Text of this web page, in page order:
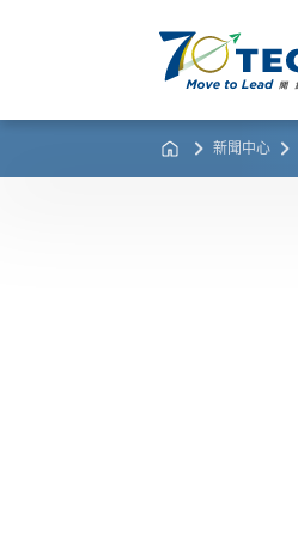
新聞中心